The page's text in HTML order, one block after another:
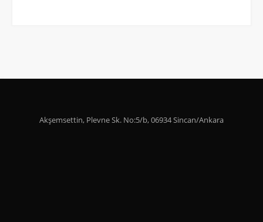
Akşemsettin, Plevne Sk. No:5/b, 06934 Sincan/Ankara